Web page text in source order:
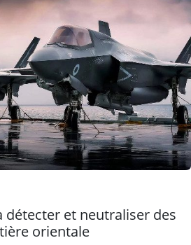
à détecter et neutraliser des
orientale